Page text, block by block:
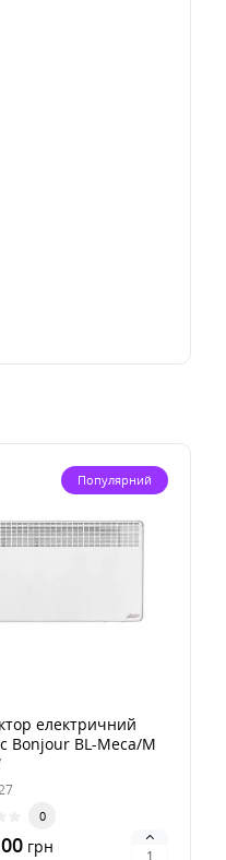
Популярний
електричний
Bonjour BL-Meca/M
0
грн